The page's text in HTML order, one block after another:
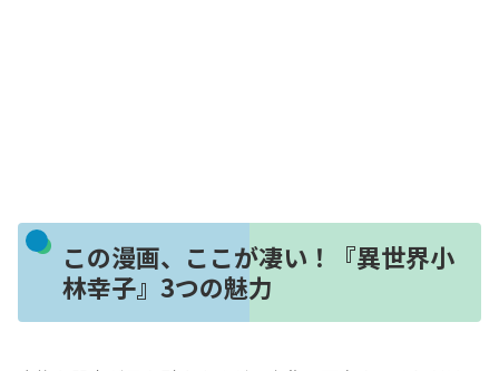
この漫画、ここが凄い！『異世界小
林幸子』3つの魅力